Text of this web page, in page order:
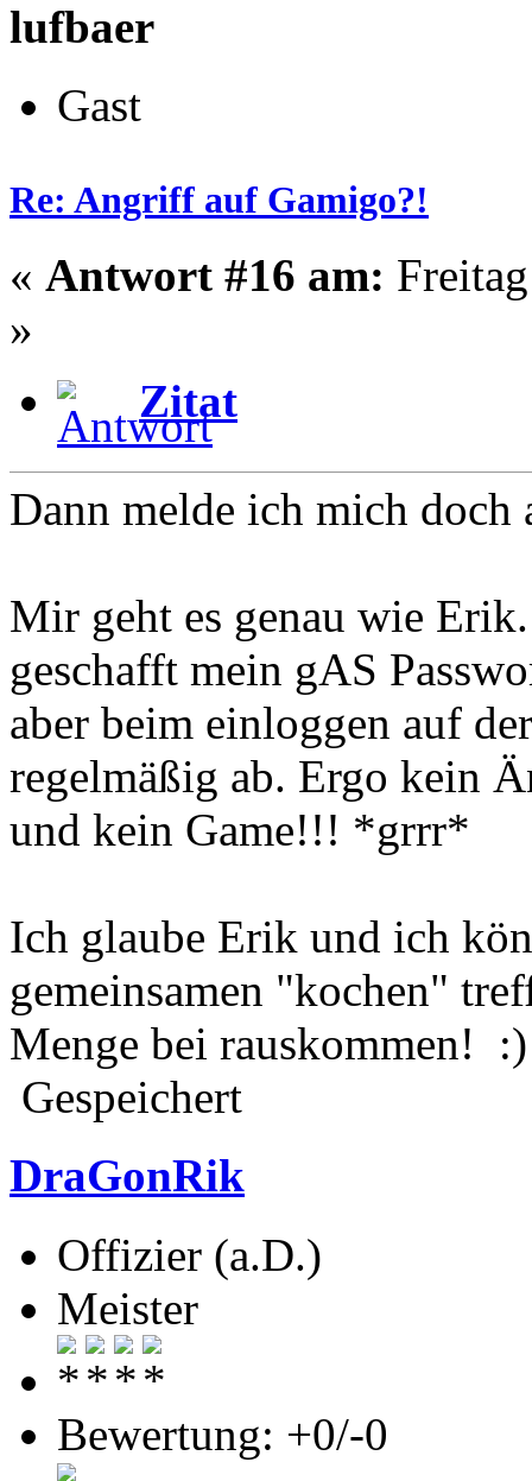
lufbaer
Gast
Re: Angriff auf Gamigo?!
« Antwort #16 am:
»
Zitat
Dann melde ich mich
Mir geht es genau wie
geschafft mein gAS
aber beim einloggen auf
regelmäßig ab. Ergo kein
und kein Game!!! *grrr*
Ich glaube Erik und ich
gemeinsamen "kochen"
Menge bei rauskommen! :)
Gespeichert
DraGonRik
Offizier (a.D.)
Meister
Bewertung: +0/-0